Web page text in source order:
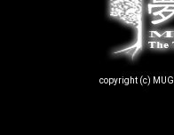
copyright (c)